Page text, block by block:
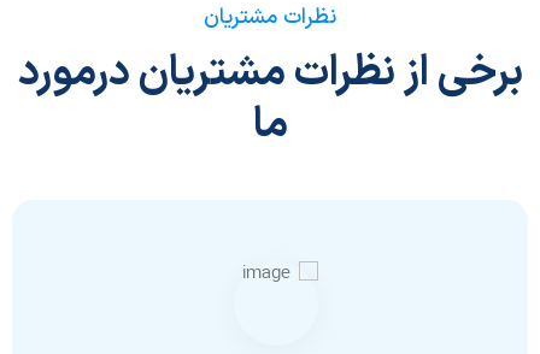
نظرات مشتریان
برخی از نظرات مشتریان درمورد
ما